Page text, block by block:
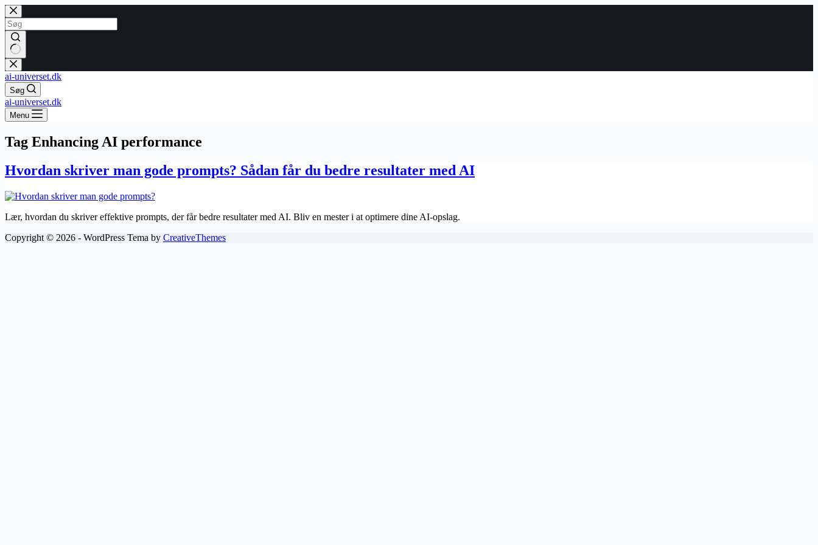
Fortsæt
til
indhold
Ingen
resultater
ai-universet.dk
Søg
ai-universet.dk
Menu
Tag Enhancing AI performance
Hvordan skriver man gode prompts? Sådan får du bedre resultater med AI
Lær, hvordan du skriver effektive prompts, der får bedre resultater med AI. Bliv en mester i at optimere dine AI-opslag.
Copyright © 2026 - WordPress Tema by CreativeThemes